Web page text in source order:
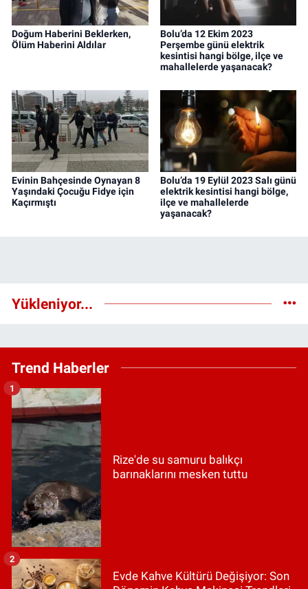
Doğum Haberini Beklerken,
Ölüm Haberini Aldılar
Bolu’da 12 Ekim 2023
Perşembe günü elektrik
kesintisi hangi bölge, ilçe ve
mahallelerde yaşanacak?
Evinin Bahçesinde Oynayan 8
Yaşındaki Çocuğu Fidye için
Kaçırmıştı
Bolu’da 19 Eylül 2023 Salı günü
elektrik kesintisi hangi bölge,
ilçe ve mahallelerde
yaşanacak?
Yükleniyor...
Trend Haberler
Rize'de su samuru balıkçı
barınaklarını mesken tuttu
1
Evde Kahve Kültürü Değişiyor: Son
2